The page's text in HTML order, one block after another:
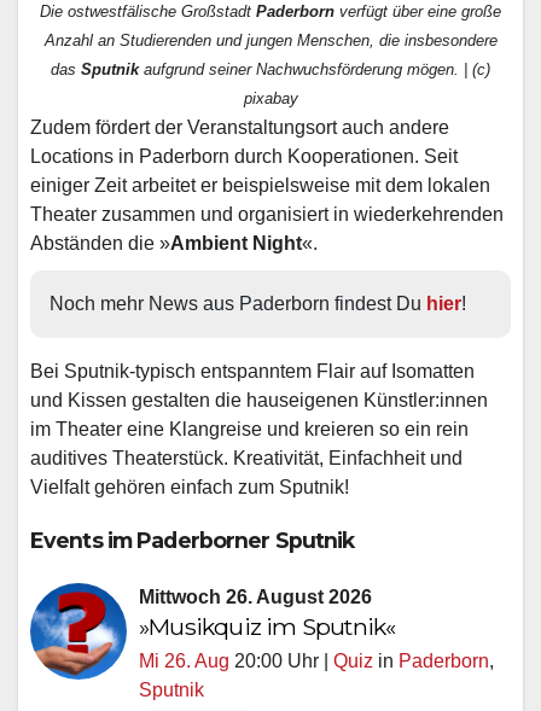
Die ostwestfälische Großstadt Paderborn verfügt über eine große
Anzahl an Studierenden und jungen Menschen, die insbesondere
das Sputnikaufgrund seiner Nachwuchsförderung mögen. | (c)
pixabay
Zudem fördert der Veranstaltungsort auch andere
Locations in Paderborn durch Kooperationen. Seit
einiger Zeit arbeitet er beispielsweise mit dem lokalen
Theater zusammen und organisiert in wiederkehrenden
Abständen die »Ambient Night«.
Noch mehr News aus Paderborn findest Du hier!
Bei Sputnik-typisch entspanntem Flair auf Isomatten
und Kissen gestalten die hauseigenen Künstler:innen
im Theater eine Klangreise und kreieren so ein rein
auditives Theaterstück. Kreativität, Einfachheit und
Vielfalt gehören einfach zum Sputnik!
Events im Paderborner Sputnik
Mittwoch 26. August 2026
»Musikquiz im Sputnik«
Mi 26. Aug 20:00 Uhr | Quiz in Paderborn,
Sputnik